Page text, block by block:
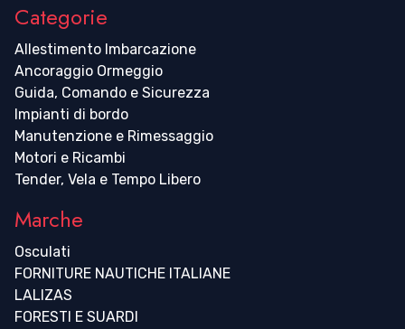
Categorie
Allestimento Imbarcazione
Ancoraggio Ormeggio
Guida, Comando e Sicurezza
Impianti di bordo
Manutenzione e Rimessaggio
Motori e Ricambi
Tender, Vela e Tempo Libero
Marche
Osculati
FORNITURE NAUTICHE ITALIANE
LALIZAS
FORESTI E SUARDI